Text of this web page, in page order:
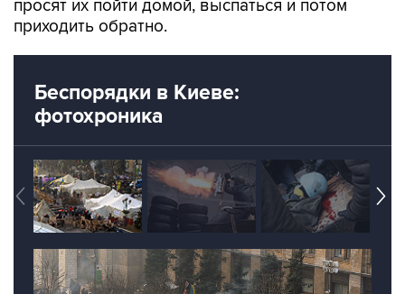
Беспорядки в Киеве:
фотохроника